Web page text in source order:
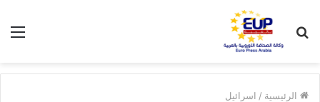
عن
الرئيسية / اسرائيل